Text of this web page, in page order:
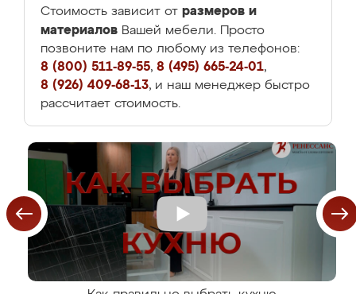
Стоимость зависит от размеров и
материалов Вашей мебели. Просто
позвоните нам по любому из телефонов:
8 (800) 511-89-55, 8 (495) 665-24-01,
8 (926) 409-68-13, и наш менеджер быстро
рассчитает стоимость.